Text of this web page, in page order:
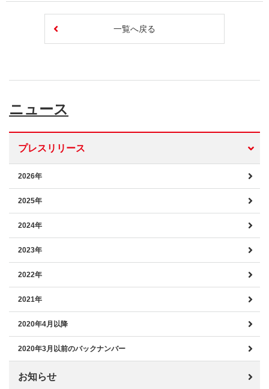
一覧へ戻る
ニュース
プレスリリース
2026年
2025年
2024年
2023年
2022年
2021年
2020年4月以降
2020年3月以前のバックナンバー
お知らせ